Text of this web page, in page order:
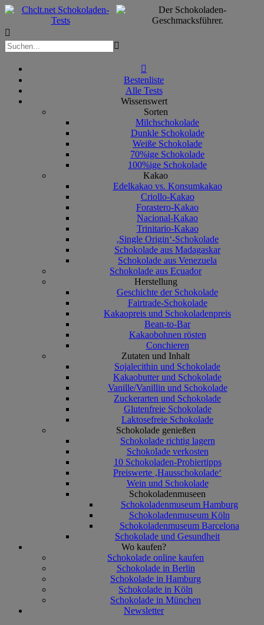



Bestenliste
Alle Tests
Wissenswert
Sorten
Milchschokolade
Dunkle Schokolade
Weiße Schokolade
70%ige Schokolade
100%ige Schokolade
Kakao
Edelkakao vs. Konsumkakao
Criollo-Kakao
Forastero-Kakao
Nacional-Kakao
Trinitario-Kakao
‚Single Origin‘-Schokolade
Schokolade aus Madagaskar
Schokolade aus Venezuela
Schokolade aus Ecuador
Herstellung
Geschichte der Schokolade
Fairtrade-Schokolade
Kakaopreis und Schokoladenpreis
Bean-to-Bar
Kakaobohnen rösten
Conchieren
Zutaten und Inhalt
Sojalecithin und Schokolade
Kakaobutter und Schokolade
Vanille/Vanillin und Schokolade
Zuckerarten und Schokolade
Glutenfreie Schokolade
Laktosefreie Schokolade
Schokolade genießen
Schokolade richtig lagern
Schokolade verkosten
10 Schokoladen-Probiertipps
Preiswerte ‚Hausschokolade‘
Wein und Schokolade
Schokoladenmuseen
Schokoladenmuseum Hamburg
Schokoladenmuseum Köln
Schokoladenmuseum Barcelona
Schokolade und Gesundheit
Wo kaufen?
Schokolade online kaufen
Schokolade in Berlin
Schokolade in Hamburg
Schokolade in Köln
Schokolade in München
Newsletter